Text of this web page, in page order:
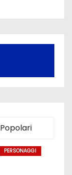
Popolari
PERSONAGGI